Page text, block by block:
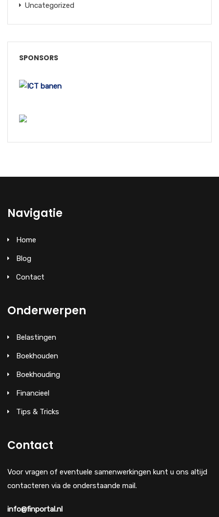
Uncategorized
SPONSORS
Navigatie
Home
Blog
Contact
Onderwerpen
Belastingen
Boekhouden
Boekhouding
Financieel
Tips & Tricks
Contact
Voor vragen of eventuele samenwerkingen kunt u ons altijd
contacteren via de onderstaande mail.
info@finportal.nl